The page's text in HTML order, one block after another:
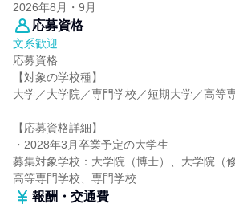
2026年8月・9月
応募資格
文系歓迎
応募資格
【対象の学校種】
大学／大学院／専門学校／短期大学／高等
【応募資格詳細】
・2028年3月卒業予定の大学生
募集対象学校：大学院（博士）、大学院（
高等専門学校、専門学校
報酬・交通費